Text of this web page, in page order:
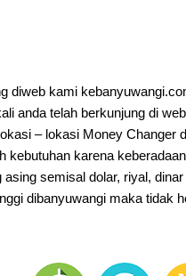
diweb kami
anda telah berkunjung di
– lokasi Money Changer
kebutuhan karena
semisal dolar, riyal,
dibanyuwangi maka tidak